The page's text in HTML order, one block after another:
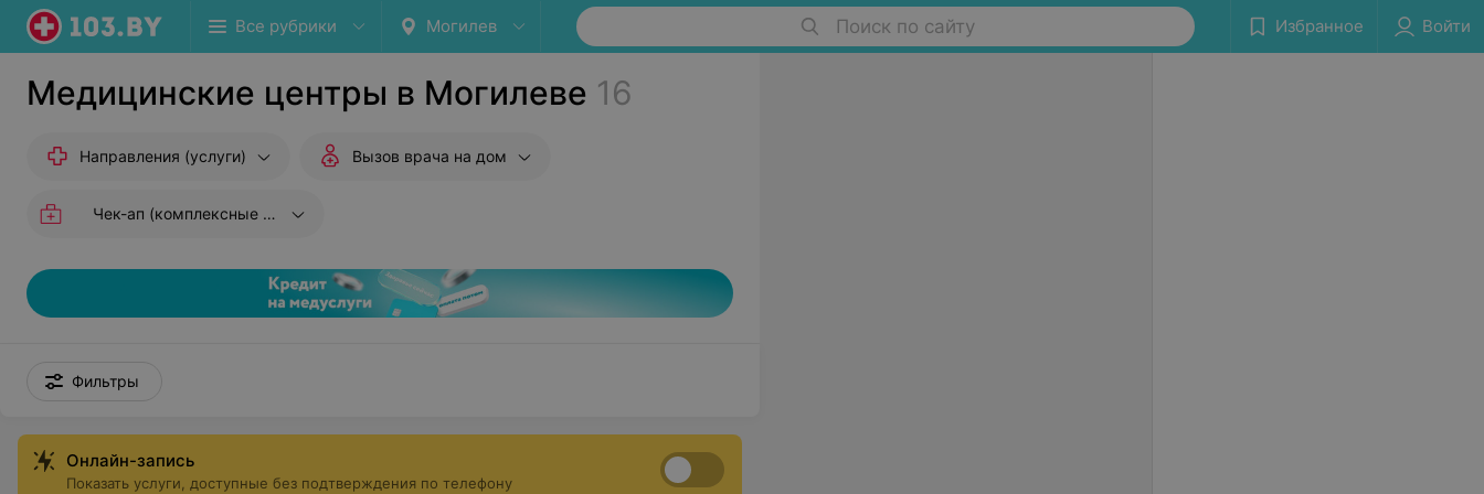
Все рубрики Могилев Поиск по сайту Избранное Войти
Медицинские центры в Могилеве 16
Направления (услуги) Вызов врача на дом
Чек-ап (комплексные исследования)
Фильтры
Онлайн-запись
Показать услуги, доступные без подтверждения по телефону